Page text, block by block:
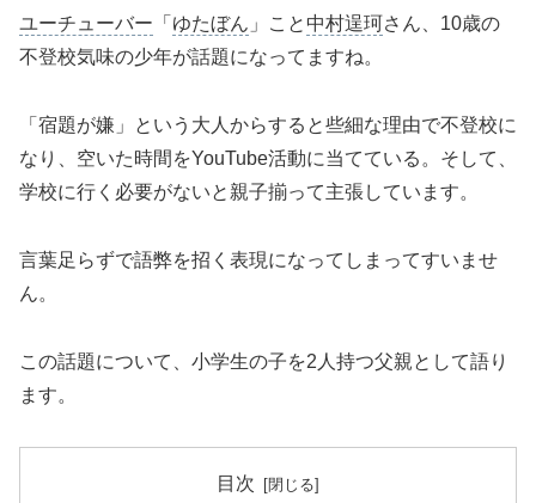
ユーチューバー 「 ゆたぼん 」 こと 中村逞珂さん、10歳の
不登校気味の少年が話題になってますね。
「宿題が嫌」という大人からすると些細な理由で不登校に
なり、空いた時間をYouTube活動に当てている。そして、
学校に行く必要がないと親子揃って主張しています。
言葉足らずで語弊を招く表現になってしまってすいませ
ん。
この話題について、小学生の子を2人持つ父親として語り
ます。
目次